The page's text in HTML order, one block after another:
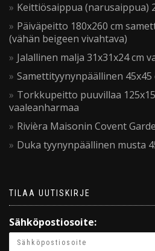
Keittiösaippua (narusaippua)
Päiväpeitto 180x260 cm
(vähän beigeen vivahtava)
Jalallinen malja 31x31x24 cm
Samettityynynpäällinen
Torkkupeitto puuvillaa
vaaleanharmaa
Rivièra Maisonin Covent
Duka tyynynpäällinen musta
TILAA UUTISKIRJE
Sähköpostiosoite: